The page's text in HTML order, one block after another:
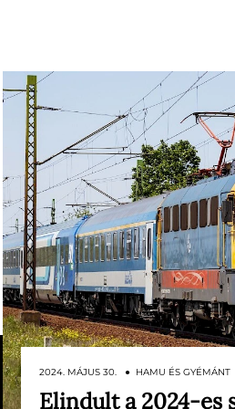
2024. MÁJUS 30. ● HAMU ÉS GYÉMÁNT
Elindult a 2024-es